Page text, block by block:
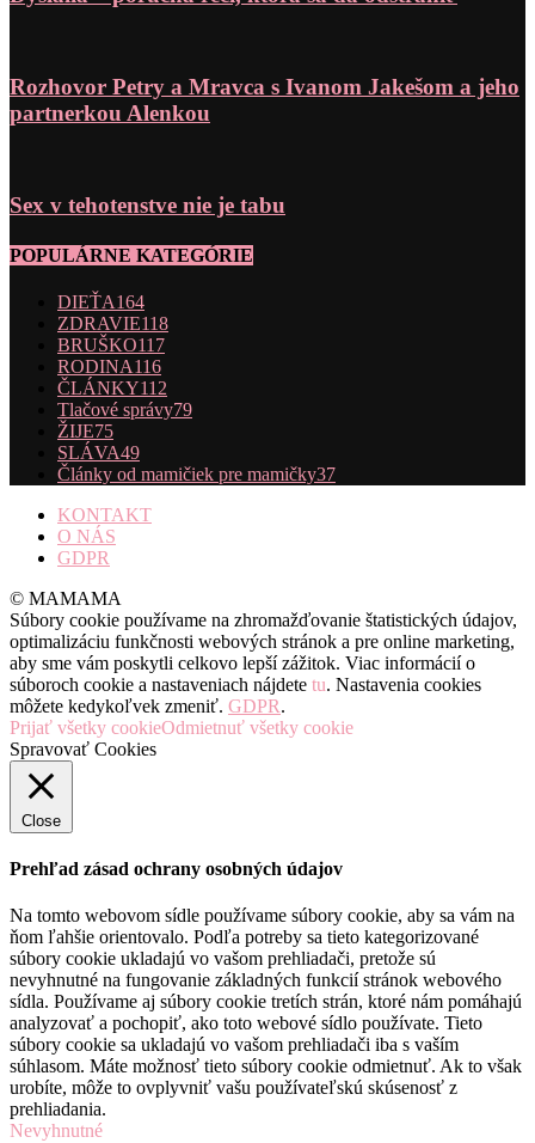
Rozhovor Petry a Mravca s Ivanom Jakešom a jeho
partnerkou Alenkou
Sex v tehotenstve nie je tabu
POPULÁRNE KATEGÓRIE
DIEŤA164
ZDRAVIE118
BRUŠKO117
RODINA116
ČLÁNKY112
Tlačové správy79
ŽIJE75
SLÁVA49
Články od mamičiek pre mamičky37
KONTAKT
O NÁS
GDPR
© MAMAMA
Súbory cookie používame na zhromažďovanie štatistických údajov,
optimalizáciu funkčnosti webových stránok a pre online marketing,
aby sme vám poskytli celkovo lepší zážitok. Viac informácií o
súboroch cookie a nastaveniach nájdete tu. Nastavenia cookies
môžete kedykoľvek zmeniť. GDPR.
Prijať všetky cookieOdmietnuť všetky cookie
Spravovať Cookies
Close
Prehľad zásad ochrany osobných údajov
Na tomto webovom sídle používame súbory cookie, aby sa vám na
ňom ľahšie orientovalo. Podľa potreby sa tieto kategorizované
súbory cookie ukladajú vo vašom prehliadači, pretože sú
nevyhnutné na fungovanie základných funkcií stránok webového
sídla. Používame aj súbory cookie tretích strán, ktoré nám pomáhajú
analyzovať a pochopiť, ako toto webové sídlo používate. Tieto
súbory cookie sa ukladajú vo vašom prehliadači iba s vaším
súhlasom. Máte možnosť tieto súbory cookie odmietnuť. Ak to však
urobíte, môže to ovplyvniť vašu používateľskú skúsenosť z
prehliadania.
Nevyhnutné